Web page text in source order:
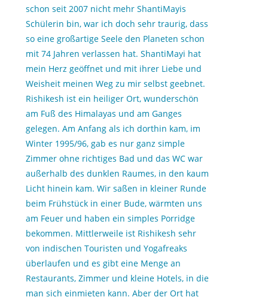
schon seit 2007 nicht mehr ShantiMayis
Schülerin bin, war ich doch sehr traurig, dass
so eine großartige Seele den Planeten schon
mit 74 Jahren verlassen hat. ShantiMayi hat
mein Herz geöffnet und mit ihrer Liebe und
Weisheit meinen Weg zu mir selbst geebnet.
Rishikesh ist ein heiliger Ort, wunderschön
am Fuß des Himalayas und am Ganges
gelegen. Am Anfang als ich dorthin kam, im
Winter 1995/96, gab es nur ganz simple
Zimmer ohne richtiges Bad und das WC war
außerhalb des dunklen Raumes, in den kaum
Licht hinein kam. Wir saßen in kleiner Runde
beim Frühstück in einer Bude, wärmten uns
am Feuer und haben ein simples Porridge
bekommen. Mittlerweile ist Rishikesh sehr
von indischen Touristen und Yogafreaks
überlaufen und es gibt eine Menge an
Restaurants, Zimmer und kleine Hotels, in die
man sich einmieten kann. Aber der Ort hat